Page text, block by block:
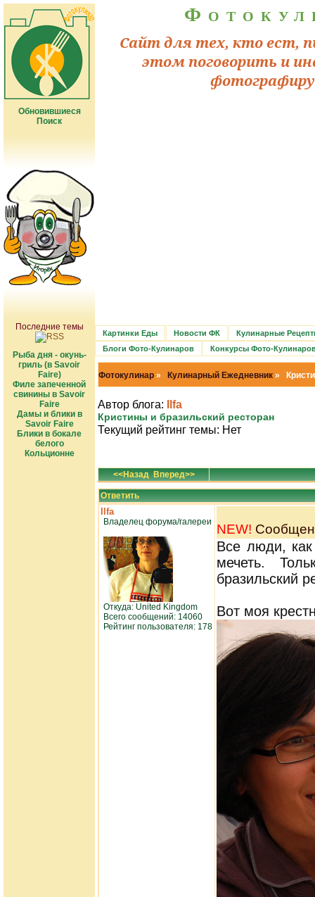
Обновившиеся
Поиск
Последние темы
Рыба дня - окунь-
гриль (в Savoir
Faire)
Филе запеченной
свинины в Savoir
Faire
Дамы и блики в
Savoir Faire
Блики в бокале
белого
Кольционне
Сайт для тех, кто ест,
этом поговорить и
Картинки Еды Новости ФК
Кулинарные
Блоги Фото-Кулинаров
Конкурсы Фото-
Фотокулинар » Кулинарный Ежедневник »
Автор блога: Ilfa
Кристины и бразильский ресторан
Текущий рейтинг темы: Нет
<<Назад Вперед>>
Ответить
Ilfa
Владелец форума/галереи
Откуда: United Kingdom
Всего сообщений: 14060
Рейтинг пользователя: 178
NEW!
Все люди,
мечеть.
бразильский
Вот моя